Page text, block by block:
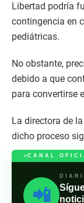
Libertad podría
contingencia en
pediátricas.
No obstante,
debido a que
para convertirse
La directora de
dicho proceso
CANAL
📲